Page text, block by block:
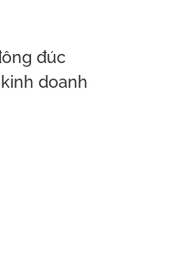
đúc
doanh